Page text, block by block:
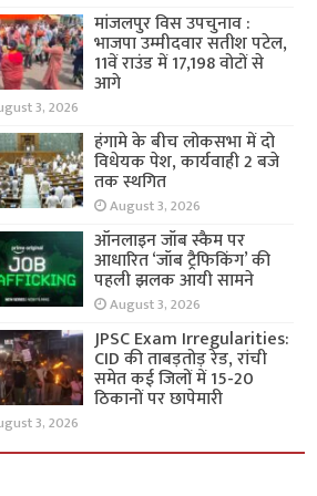
मांजलपुर विस उपचुनाव :
भाजपा उम्मीदवार सतीश पटेल,
11वें राउंड में 17,198 वोटों से
आगे
3, 2026
हंगामे के बीच लोकसभा में दो
विधेयक पेश, कार्यवाही 2 बजे
तक स्थगित
August 3, 2026
ऑनलाइन जॉब स्कैम पर
आधारित ‘जॉब ट्रैफिकिंग’ की
पहली झलक आयी सामने
August 3, 2026
JPSC Exam Irregularities:
CID की ताबड़तोड़ रेड, रांची
समेत कई जिलों में 15-20
ठिकानों पर छापेमारी
3, 2026